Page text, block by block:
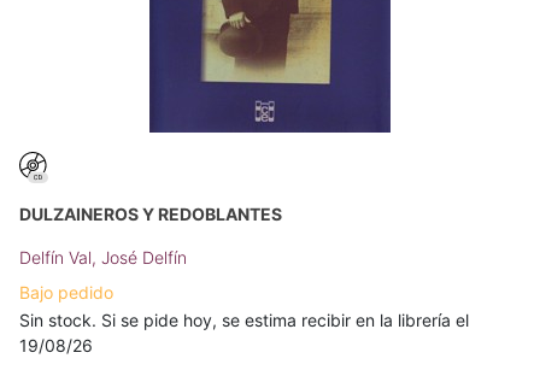
DULZAINEROS Y REDOBLANTES
Delfín Val, José Delfín
Bajo pedido
Sin stock. Si se pide hoy, se estima recibir en la librería el
19/08/26